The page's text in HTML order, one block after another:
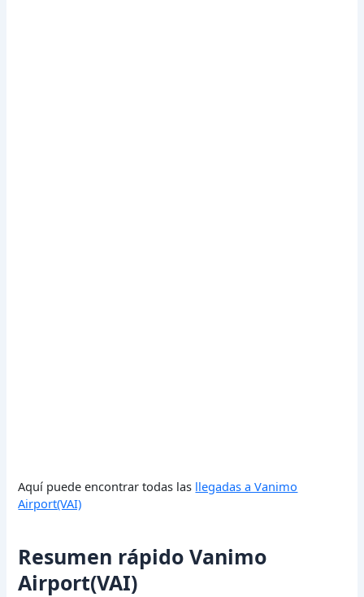
Aquí puede encontrar todas las llegadas a Vanimo
Airport(VAI)
Resumen rápido Vanimo
Airport(VAI)